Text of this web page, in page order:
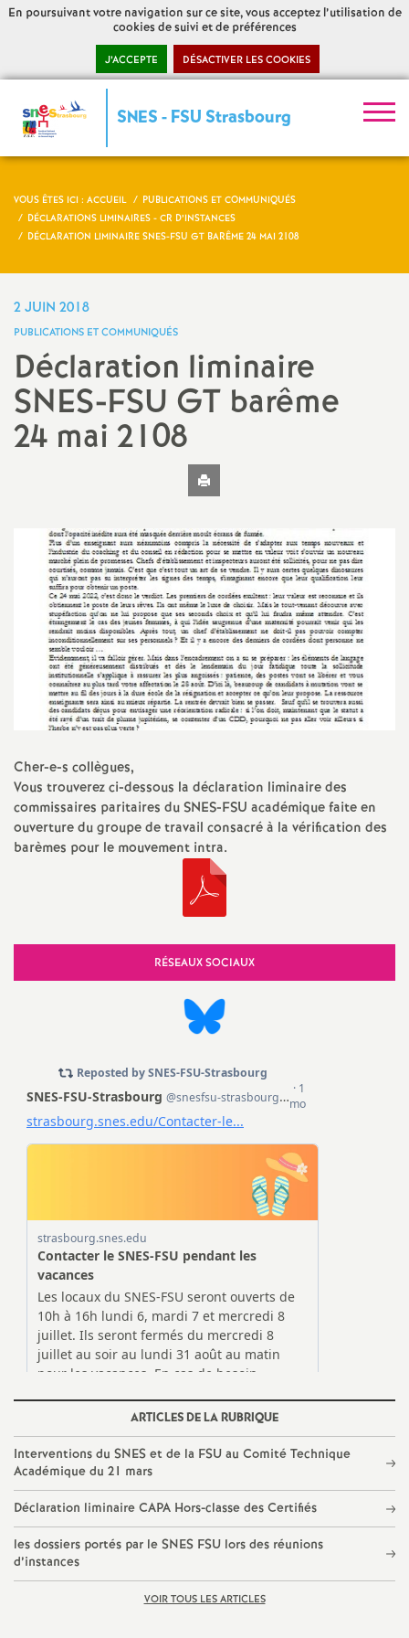
En poursuivant votre navigation sur ce site, vous acceptez l’utilisation de
cookies de suivi et de préférences
J’ACCEPTE DÉSACTIVER LES COOKIES
SNES - FSU Strasbourg
y
n
d
a
a
t
i
o
n
l
s
E
s
e
i
g
m
e
n
t
s
VOUS ÊTES ICI : ACCUEIL
PUBLICATIONS ET COMMUNIQUÉS
DÉCLARATIONS LIMINAIRES - CR D’INSTANCES
DÉCLARATION LIMINAIRE SNES-FSU GT BARÊME 24 MAI 2108
2 JUIN 2018
PUBLICATIONS ET COMMUNIQUÉS
Déclaration liminaire
SNES-FSU GT barême
24 mai 2108
Imprimer
l'article
Cher-e-s collègues,
Vous trouverez ci-dessous la déclaration liminaire des
commissaires paritaires du SNES-FSU académique faite en
ouverture du groupe de travail consacré à la vérification des
barèmes pour le mouvement intra.
RÉSEAUX SOCIAUX
ARTICLES DE LA RUBRIQUE
Interventions du SNES et de la FSU au Comité Technique
Académique du 21 mars
Déclaration liminaire CAPA Hors-classe des Certifiés
les dossiers portés par le SNES FSU lors des réunions
d’instances
VOIR TOUS LES ARTICLES